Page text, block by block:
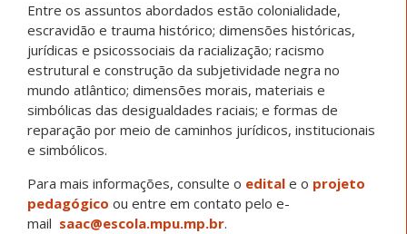
Entre os assuntos abordados estão colonialidade,
escravidão e trauma histórico; dimensões históricas,
jurídicas e psicossociais da racialização; racismo
estrutural e construção da subjetividade negra no
mundo atlântico; dimensões morais, materiais e
simbólicas das desigualdades raciais; e formas de
reparação por meio de caminhos jurídicos, institucionais
e simbólicos.
Para mais informações, consulte o edital e o projeto
pedagógico ou entre em contato pelo e-
mail saac@escola.mpu.mp.br.